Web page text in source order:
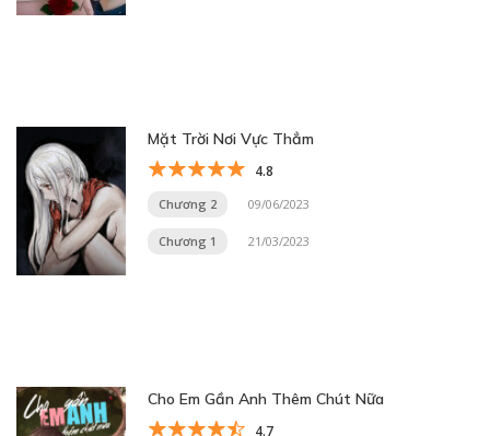
Mặt Trời Nơi Vực Thẳm
4.8
Chương 2 09/06/2023
Chương 1 21/03/2023
Cho Em Gần Anh Thêm Chút Nữa
4.7